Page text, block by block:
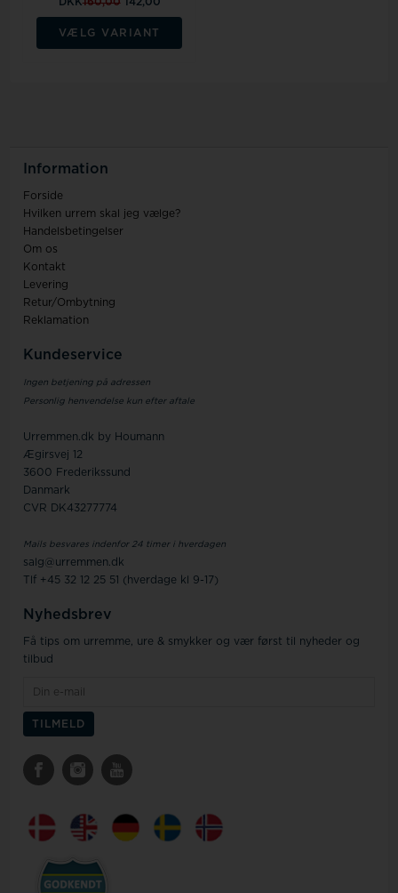
VÆLG VARIANT
Information
Forside
Hvilken urrem skal jeg vælge?
Handelsbetingelser
Om os
Kontakt
Levering
Retur/Ombytning
Reklamation
Kundeservice
Ingen betjening på adressen
Personlig henvendelse kun efter aftale
Urremmen.dk by Houmann
Ægirsvej 12
3600 Frederikssund
Danmark
CVR DK43277774
Mails besvares indenfor 24 timer i hverdagen
salg@urremmen.dk
Tlf +45 32 12 25 51 (hverdage kl 9-17)
Nyhedsbrev
Få tips om urremme, ure & smykker og vær først til nyheder og
tilbud